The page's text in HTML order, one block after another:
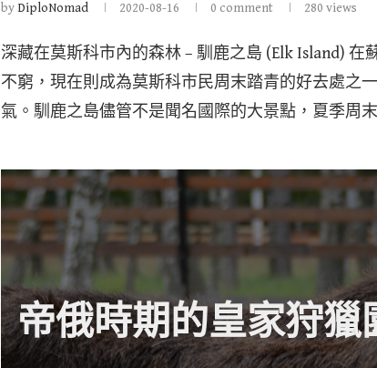
byDiploNomad 2020-08-16 0 comment 280 views
深藏在莫斯科市內的森林 – 馴鹿之島 (Elk Island)
不窮，現在則成為莫斯科市民周末踏青的好去處之
氣。馴鹿之島儘管不是聞名國際的大景點，夏季周
帝俄時期的皇家狩獵